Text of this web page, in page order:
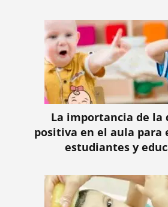
La importancia de la
positiva en el aula para
estudiantes y